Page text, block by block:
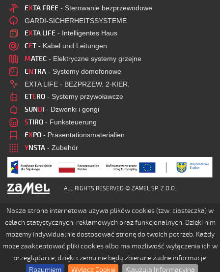
EXTA FREE - Sterowanie bezprzewodowe
GARDI-SICHERHEITSSYSTEME
EXTA LIFE - Intelligentes Haus
CET - Kabel und Leitungen
MATEC - Elektryczne systemy grzejne
ENTRA - Systemy domofonowe
EXTA LIFE - BEZPRZEW. 2-KIER.
ETERO - Systemy przywoławcze
SUNDI - Dzwonki i gongi
STIRO - Funksteuerung
EXPO - Präsentationsmaterialien
YNSTA - Zubehör
ALL RIGHTS RESERVED © ZAMEL SP. Z O.O.
Nasza strona internetowa używa plików cookies (tzw. ciasteczka) w
celach statystycznych, reklamowych oraz funkcjonalnych. Dzięki nim
możemy indywidualnie dostosować stronę do twoich potrzeb. Każdy
może zaakceptować pliki cookies albo ma możliwość wyłączenia ich w
przeglądarce, dzięki czemu nie będą zbierane żadne informacje.
Rozumiem
Wyłącz Cookie Klauzula Informacyjna